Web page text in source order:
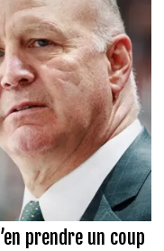
prendre un coup